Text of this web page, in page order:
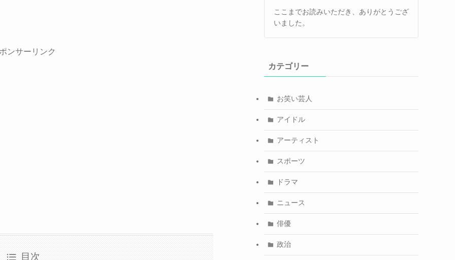
ンサーリンク
目次
ここまでお読みいただき、ありがとうござ
いました。
カテゴリー
お笑い芸人
アイドル
アーティスト
スポーツ
ドラマ
ニュース
俳優
政治